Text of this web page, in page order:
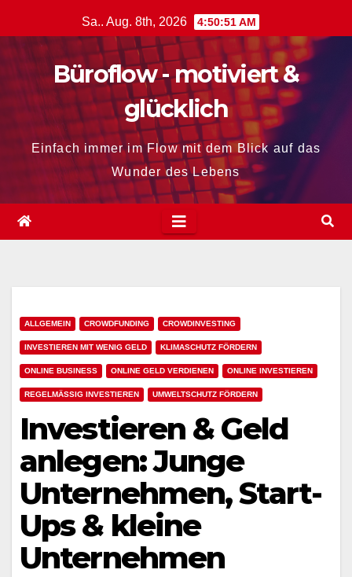
Inhalt
springen
Sa.. Aug. 8th, 2026 4:50:52 AM
Büroflow - motiviert &
glücklich
Einfach immer im Flow mit dem Blick auf das
Wunder des Lebens
ALLGEMEIN CROWDFUNDING CROWDINVESTING
INVESTIEREN MIT WENIG GELD KLIMASCHUTZ FÖRDERN
ONLINE BUSINESS ONLINE GELD VERDIENEN ONLINE INVESTIEREN
REGELMÄSSIG INVESTIEREN UMWELTSCHUTZ FÖRDERN
Investieren & Geld
anlegen: Junge
Unternehmen, Start-
Ups & kleine
Unternehmen